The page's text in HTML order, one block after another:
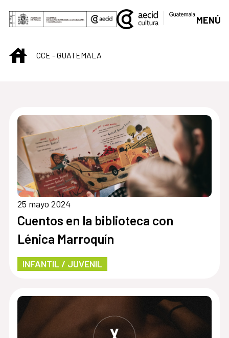
Saltar al contenido principal
MENÚ
INICIOCCE - GUATEMALA
25 mayo 2024
Cuentos en la biblioteca con
Lénica Marroquín
INFANTIL / JUVENIL